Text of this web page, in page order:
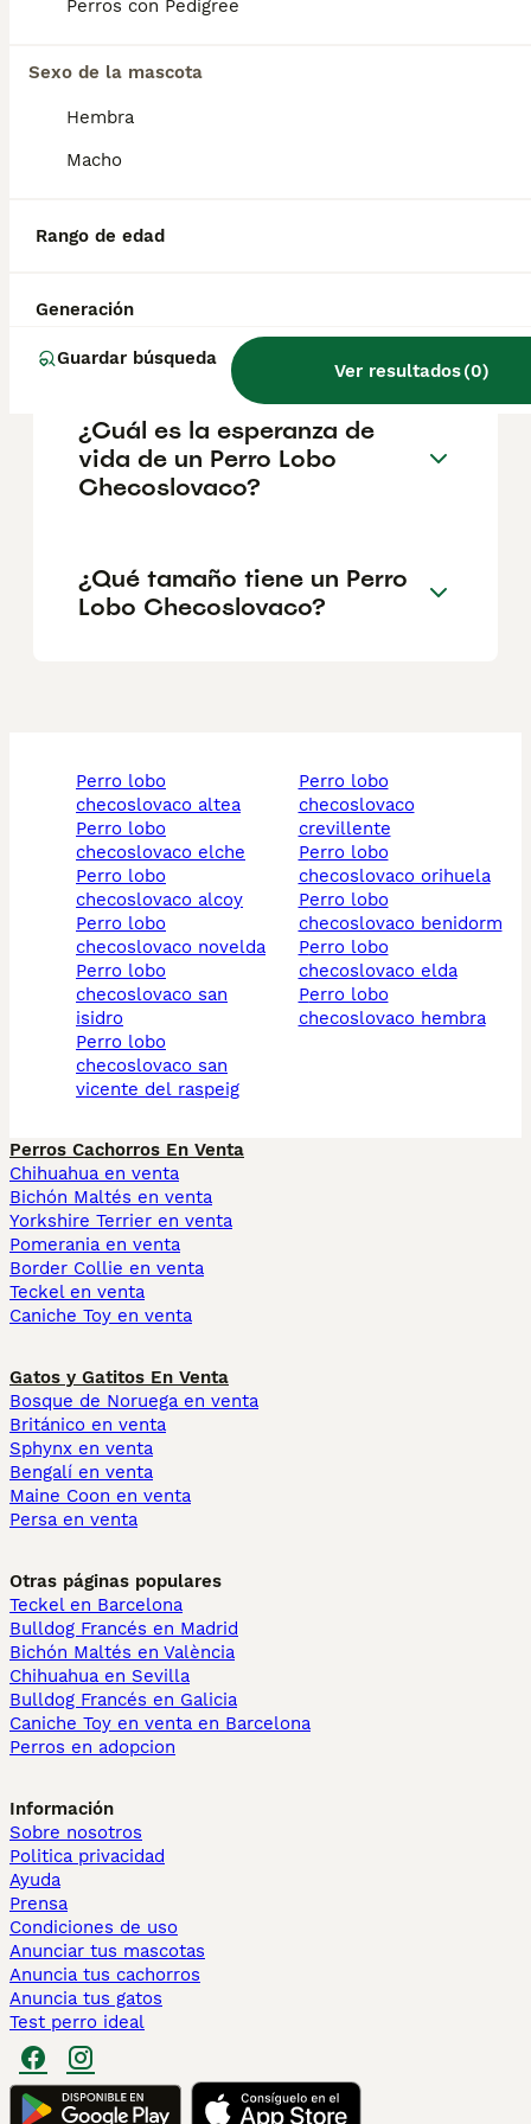
Perros con Pedigree
Sexo de la mascota
Hembra
Macho
Rango de edad
Generación
Guardar búsqueda
Ver resultados(0)
aproximadamente 700€, aunque los precios
ubicación.
¿Cómo es el carácter de
desventajas de la raza Perro
Lobo Checoslovaco?
¿Cuál es la esperanza de
vida de un Perro Lobo
Checoslovaco?
¿Qué tamaño tiene un Perro
Lobo Checoslovaco?
perro lobo
checoslovaco altea
perro lobo
checoslovaco elche
perro lobo
checoslovaco alcoy
perro lobo
checoslovaco novelda
perro lobo
checoslovaco san
isidro
perro lobo
checoslovaco san
vicente del raspeig
perro lobo
checoslovaco
crevillente
perro lobo
checoslovaco orihuela
perro lobo
checoslovaco benidorm
perro lobo
checoslovaco elda
perro lobo
checoslovaco hembra
Perros Cachorros En Venta
Chihuahua en venta
Bichón Maltés en venta
Yorkshire Terrier en venta
Pomerania en venta
Border Collie en venta
Teckel en venta
Caniche Toy en venta
Gatos y Gatitos En Venta
Bosque de Noruega en venta
Británico en venta
Sphynx en venta
Bengalí en venta
Maine Coon en venta
Persa en venta
Otras páginas populares
Teckel en Barcelona
Bulldog Francés en Madrid
Bichón Maltés en València
Chihuahua en Sevilla
Bulldog Francés en Galicia
Caniche Toy en venta en Barcelona
Perros en adopcion
Información
Sobre nosotros
Politica privacidad
Ayuda
Prensa
Condiciones de uso
Anunciar tus mascotas
Anuncia tus cachorros
Anuncia tus gatos
Test perro ideal